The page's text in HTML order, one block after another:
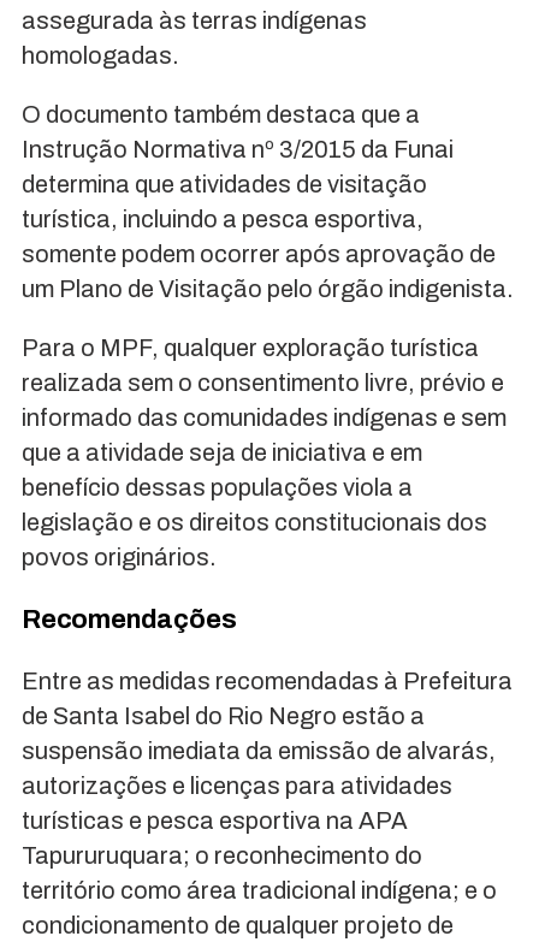
assegurada às terras indígenas
homologadas.
O documento também destaca que a
Instrução Normativa nº 3/2015 da Funai
determina que atividades de visitação
turística, incluindo a pesca esportiva,
somente podem ocorrer após aprovação de
um Plano de Visitação pelo órgão indigenista.
Para o MPF, qualquer exploração turística
realizada sem o consentimento livre, prévio e
informado das comunidades indígenas e sem
que a atividade seja de iniciativa e em
benefício dessas populações viola a
legislação e os direitos constitucionais dos
povos originários.
Recomendações
Entre as medidas recomendadas à Prefeitura
de Santa Isabel do Rio Negro estão a
suspensão imediata da emissão de alvarás,
autorizações e licenças para atividades
turísticas e pesca esportiva na APA
Tapururuquara; o reconhecimento do
território como área tradicional indígena; e o
condicionamento de qualquer projeto de